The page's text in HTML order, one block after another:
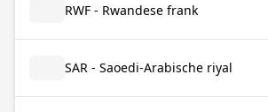
RWF - Rwandese frank
SAR - Saoedi-Arabische riyal